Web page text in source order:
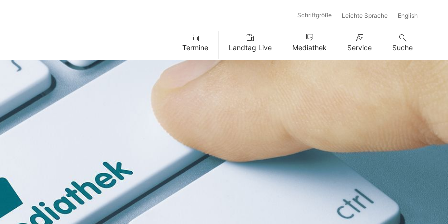
Schriftgröße Leichte Sprache English
Termine Landtag Live Mediathek Service Suche